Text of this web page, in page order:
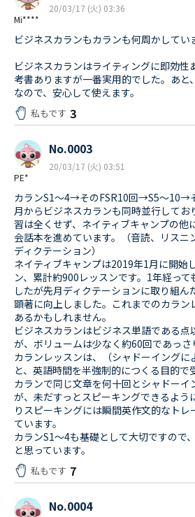
Mi****
20/03/17 (火) 03:36
ビジネスカランもカランも何周かしてい
ビジネスカランはライティングに即効性
考書ありますが一番実用的でした。あと
なので、安心して使えます。
私もです 3
PE*
No.0003
20/03/17 (火) 03:51
カランS1〜4→そのFSR10回→S5〜10→
月からビジネスカランも同時並行してお
習は全くせず、ネイティブキャンプの他
会話本を進めています。（音読、リスニ
ディクテーション）
ネイティブキャンプは2019年1月に開始
ン、累計約900レッスンです。1年経って
したが先月ディクテーションに取り組
顕著に向上しました。これまでのカラン
あるかもしれません。
ビジネスカランはビジネス単語である点
が、ボリュームは少なく約60回であっさ
カランレッスンは、（シャドーイング
と、英語時間を半強制的につくる目的で
カランで同じ文章を何十回とシャドーイ
が、未だすっとスピーキングできるよう
りスピーキングには瞬間英作文的なトレ
ています。
カランS1〜4も基礎として大切ですので
と思っています。
私もです 7
No.0004